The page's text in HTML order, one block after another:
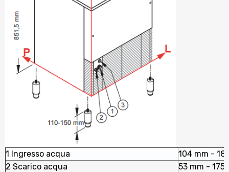
1 Ingresso acqua
104 mm -
2 Scarico acqua
53 mm - 175